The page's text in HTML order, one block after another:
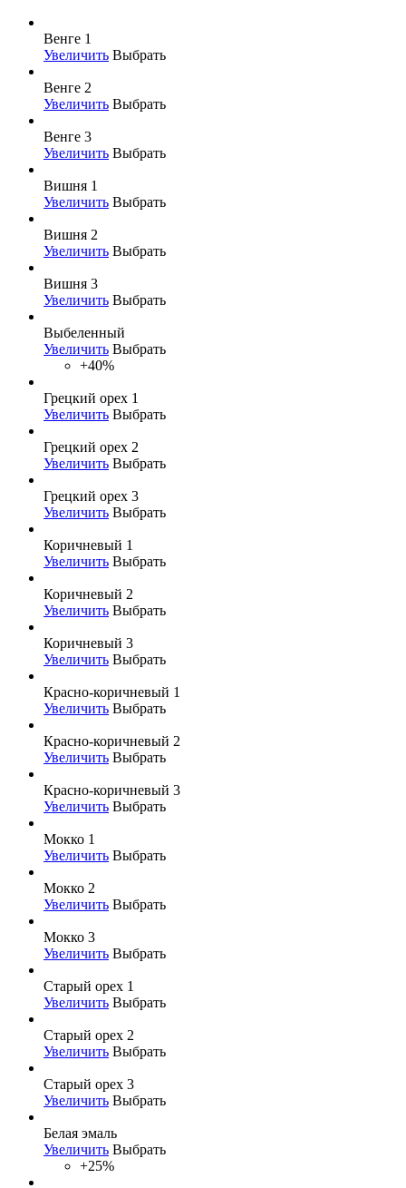
Венге 1
Увеличить Выбрать
Венге 2
Увеличить Выбрать
Венге 3
Увеличить Выбрать
Вишня 1
Увеличить Выбрать
Вишня 2
Увеличить Выбрать
Вишня 3
Увеличить Выбрать
Выбеленный
Увеличить Выбрать
+40%
Грецкий орех 1
Увеличить Выбрать
Грецкий орех 2
Увеличить Выбрать
Грецкий орех 3
Увеличить Выбрать
Коричневый 1
Увеличить Выбрать
Коричневый 2
Увеличить Выбрать
Коричневый 3
Увеличить Выбрать
Красно-коричневый 1
Увеличить Выбрать
Красно-коричневый 2
Увеличить Выбрать
Красно-коричневый 3
Увеличить Выбрать
Мокко 1
Увеличить Выбрать
Мокко 2
Увеличить Выбрать
Мокко 3
Увеличить Выбрать
Старый орех 1
Увеличить Выбрать
Старый орех 2
Увеличить Выбрать
Старый орех 3
Увеличить Выбрать
Белая эмаль
Увеличить Выбрать
+25%